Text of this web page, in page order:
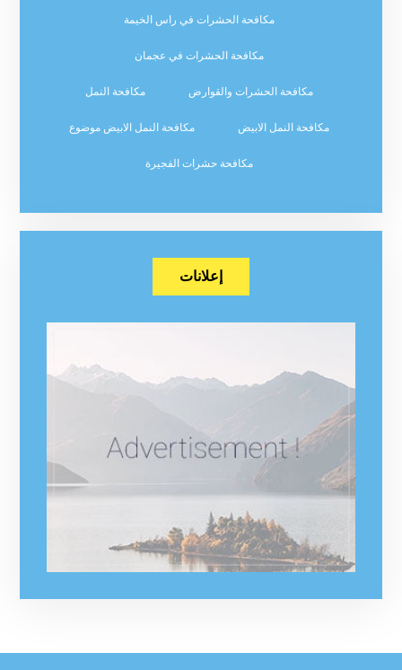
مكافحة الحشرات في راس الخيمة
مكافحة الحشرات في عجمان
مكافحة الحشرات والقوارض مكافحة النمل
مكافحة النمل الابيض مكافحة النمل الابيض موضوع
مكافحة حشرات الفجيرة
إعلانات